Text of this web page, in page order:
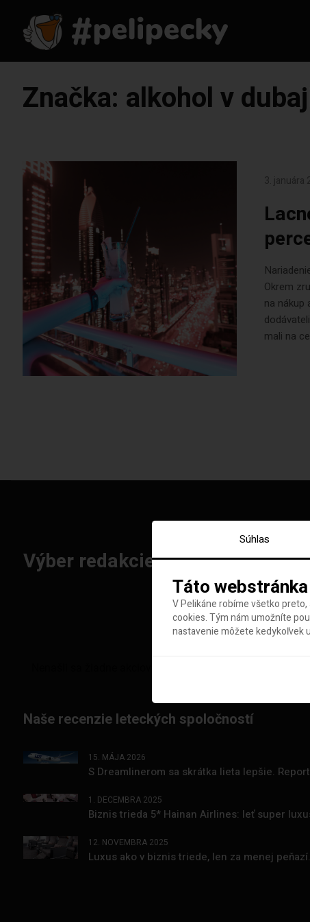
Značka: alkohol v
3. januára
Okrem
na nákup
mali na
Výber redakcie: Najlepšie
Naše recenzie leteckých spoločností
15. MÁJA 2026
S Dreamlinerom sa skrátka lieta lepšie.
1. DECEMBRA 2025
Biznis trieda 5* Hainan Airlines: leť super
12. NOVEMBRA 2025
Luxus ako v biznis triede, len za menej
Súhlas
Táto
V Pelikáne robíme všetko
cookies. Tým nám umožníte
nastavenie môžete kedykoľvek